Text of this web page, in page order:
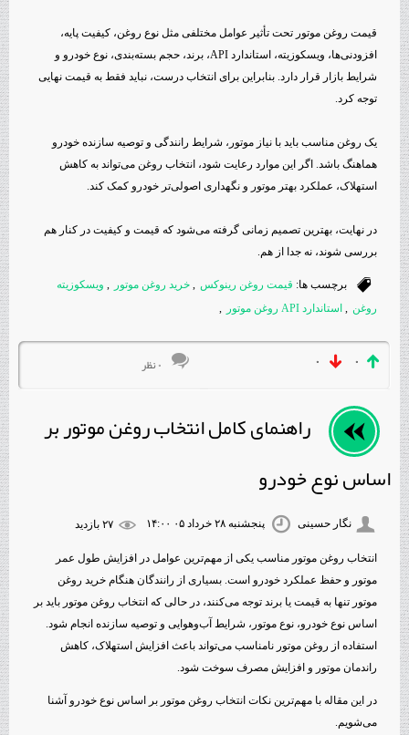
قیمت روغن موتور تحت تأثیر عوامل مختلفی مثل نوع روغن، کیفیت پایه،
افزودنی‌ها، ویسکوزیته، استاندارد API، برند، حجم بسته‌بندی، نوع خودرو و
شرایط بازار قرار دارد. بنابراین برای انتخاب درست، نباید فقط به قیمت نهایی
توجه کرد.
یک روغن مناسب باید با نیاز موتور، شرایط رانندگی و توصیه سازنده خودرو
هماهنگ باشد. اگر این موارد رعایت شود، انتخاب روغن می‌تواند به کاهش
استهلاک، عملکرد بهتر موتور و نگهداری اصولی‌تر خودرو کمک کند.
در نهایت، بهترین تصمیم زمانی گرفته می‌شود که قیمت و کیفیت در کنار هم
بررسی شوند، نه جدا از هم.
برچسب ها: قیمت روغن رینوکس , خرید روغن موتور , ویسکوزیته
روغن , استاندارد API روغن موتور ,
۰ ۰ ۰ نظر
راهنمای کامل انتخاب روغن موتور بر
اساس نوع خودرو
نگار حسینی پنجشنبه ۲۸ خرداد ۰۵ ۱۴:۰۰
انتخاب روغن موتور مناسب یکی از مهم‌ترین عوامل در افزایش طول عمر
موتور و حفظ عملکرد خودرو است. بسیاری از رانندگان هنگام خرید روغن
موتور تنها به قیمت یا برند توجه می‌کنند، در حالی که انتخاب روغن موتور باید بر
اساس نوع خودرو، نوع موتور، شرایط آب‌وهوایی و توصیه سازنده انجام شود.
استفاده از روغن موتور نامناسب می‌تواند باعث افزایش استهلاک، کاهش
راندمان موتور و افزایش مصرف سوخت شود.
در این مقاله با مهم‌ترین نکات انتخاب روغن موتور بر اساس نوع خودرو آشنا
می‌شویم.